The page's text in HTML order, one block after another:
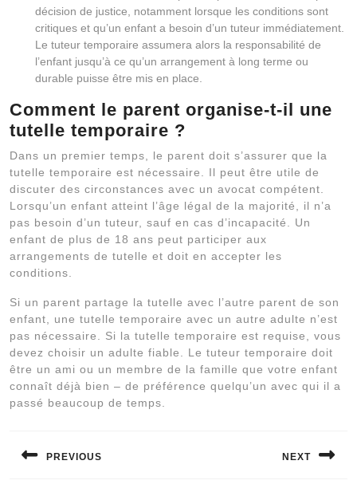
décision de justice, notamment lorsque les conditions sont
critiques et qu’un enfant a besoin d’un tuteur immédiatement.
Le tuteur temporaire assumera alors la responsabilité de
l’enfant jusqu’à ce qu’un arrangement à long terme ou
durable puisse être mis en place.
Comment le parent organise-t-il une
tutelle temporaire ?
Dans un premier temps, le parent doit s’assurer que la
tutelle temporaire est nécessaire. Il peut être utile de
discuter des circonstances avec un avocat compétent.
Lorsqu’un enfant atteint l’âge légal de la majorité, il n’a
pas besoin d’un tuteur, sauf en cas d’incapacité. Un
enfant de plus de 18 ans peut participer aux
arrangements de tutelle et doit en accepter les
conditions.
Si un parent partage la tutelle avec l’autre parent de son
enfant, une tutelle temporaire avec un autre adulte n’est
pas nécessaire. Si la tutelle temporaire est requise, vous
devez choisir un adulte fiable. Le tuteur temporaire doit
être un ami ou un membre de la famille que votre enfant
connaît déjà bien – de préférence quelqu’un avec qui il a
passé beaucoup de temps.
de
PREVIOUS NEXT